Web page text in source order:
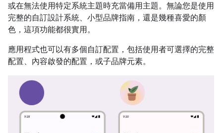
或在無法使用特定系統主題時充當備用主題。無論您是使用
完整的自訂設計系統、小型品牌指南，還是幾種喜愛的顏
色，這項功能都很實用。
應用程式也可以有多個自訂配置，包括使用者可選擇的完整
配置、內容啟發的配置，或子品牌元素。